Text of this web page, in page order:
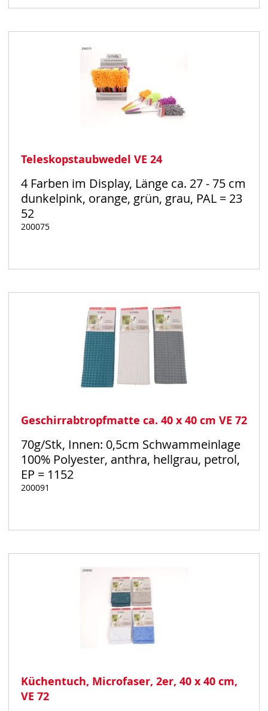
Auf
Teleskopstaubwedel VE 24
4 Farben im Display, Länge ca. 27 - 75 cm
dunkelpink, orange, grün, grau, PAL = 23
52
200075
Auf
Geschirrabtropfmatte ca. 40 x 40 cm VE 72
70g/Stk, Innen: 0,5cm Schwammeinlage
100% Polyester, anthra, hellgrau, petrol,
EP = 1152
200091
Auf
Küchentuch, Microfaser, 2er, 40 x 40 cm,
VE 72